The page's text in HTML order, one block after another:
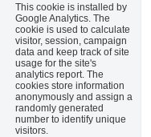
This cookie is installed by
Google Analytics. The
cookie is used to calculate
visitor, session, campaign
data and keep track of site
usage for the site's
analytics report. The
cookies store information
anonymously and assign a
randomly generated
number to identify unique
visitors.